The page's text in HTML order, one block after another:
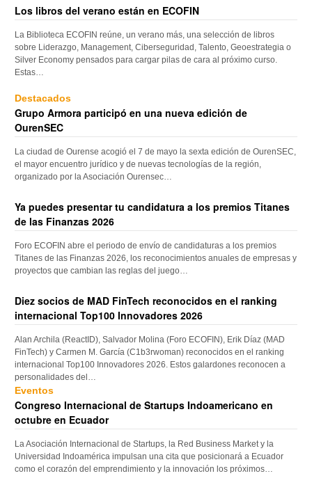
Los libros del verano están en ECOFIN
La Biblioteca ECOFIN reúne, un verano más, una selección de libros
sobre Liderazgo, Management, Ciberseguridad, Talento, Geoestrategia o
Silver Economy pensados para cargar pilas de cara al próximo curso.
Estas…
Destacados
Grupo Armora participó en una nueva edición de
OurenSEC
La ciudad de Ourense acogió el 7 de mayo la sexta edición de OurenSEC,
el mayor encuentro jurídico y de nuevas tecnologías de la región,
organizado por la Asociación Ourensec…
Ya puedes presentar tu candidatura a los premios Titanes
de las Finanzas 2026
Foro ECOFIN abre el periodo de envío de candidaturas a los premios
Titanes de las Finanzas 2026, los reconocimientos anuales de empresas y
proyectos que cambian las reglas del juego…
Diez socios de MAD FinTech reconocidos en el ranking
internacional Top100 Innovadores 2026
Alan Archila (ReactID), Salvador Molina (Foro ECOFIN), Erik Díaz (MAD
FinTech) y Carmen M. García (C1b3rwoman) reconocidos en el ranking
internacional Top100 Innovadores 2026. Estos galardones reconocen a
personalidades del…
Eventos
Congreso Internacional de Startups Indoamericano en
octubre en Ecuador
La Asociación Internacional de Startups, la Red Business Market y la
Universidad Indoamérica impulsan una cita que posicionará a Ecuador
como el corazón del emprendimiento y la innovación los próximos…